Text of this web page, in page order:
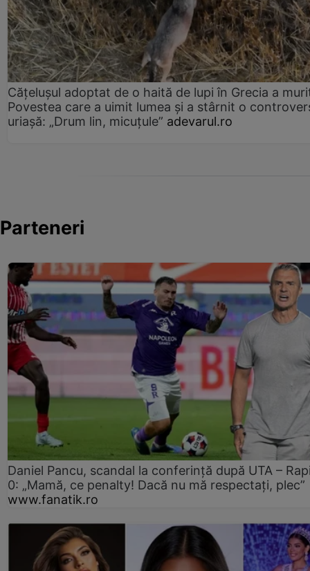
Cățelușul adoptat de o haită de lupi în Grecia a
Povestea care a uimit lumea și a stârnit o
uriașă: „Drum lin, micuțule” adevarul.ro
Parteneri
Daniel Pancu, scandal la conferință după UTA –
0: „Mamă, ce penalty! Dacă nu mă respectați, plec”
www.fanatik.ro